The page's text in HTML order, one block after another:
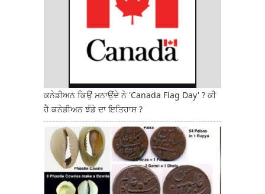
ਕਨੇਡੀਅਨ ਕਿਉਂ ਮਨਾਉਂਦੇ ਨੇ 'Canada Flag Day' ? ਕੀ
ਹੈ ਕਨੇਡੀਅਨ ਝੰਡੇ ਦਾ ਇਤਿਹਾਸ ?